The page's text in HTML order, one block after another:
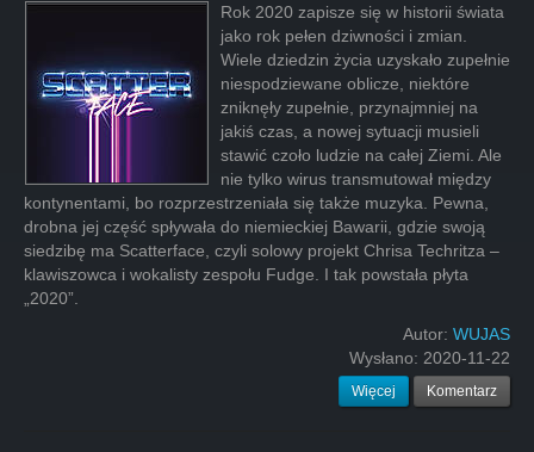
Rok 2020 zapisze się w historii świata
jako rok pełen dziwności i zmian.
Wiele dziedzin życia uzyskało zupełnie
niespodziewane oblicze, niektóre
zniknęły zupełnie, przynajmniej na
jakiś czas, a nowej sytuacji musieli
stawić czoło ludzie na całej Ziemi. Ale
nie tylko wirus transmutował między
kontynentami, bo rozprzestrzeniała się także muzyka. Pewna,
drobna jej część spływała do niemieckiej Bawarii, gdzie swoją
siedzibę ma Scatterface, czyli solowy projekt Chrisa Techritza –
klawiszowca i wokalisty zespołu Fudge. I tak powstała płyta
„2020”.
Autor: WUJAS
Wysłano: 2020-11-22
Więcej Komentarz